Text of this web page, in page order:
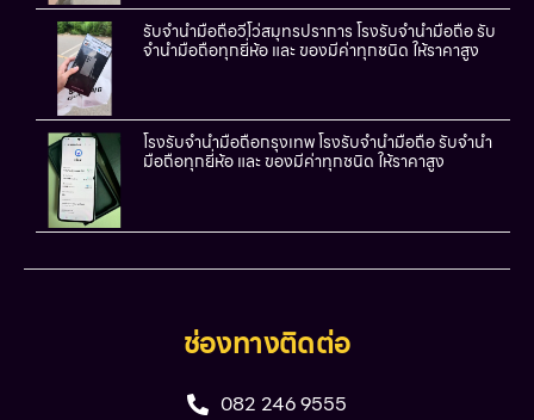
รับจำนำมือถือวีโว่สมุทรปราการ โรงรับจำนำมือถือ รับ
จำนำมือถือทุกยี่ห้อ และ ของมีค่าทุกชนิด ให้ราคาสูง
โรงรับจำนำมือถือกรุงเทพ โรงรับจำนำมือถือ รับจำนำ
มือถือทุกยี่ห้อ และ ของมีค่าทุกชนิด ให้ราคาสูง
ช่องทางติดต่อ
082 246 9555